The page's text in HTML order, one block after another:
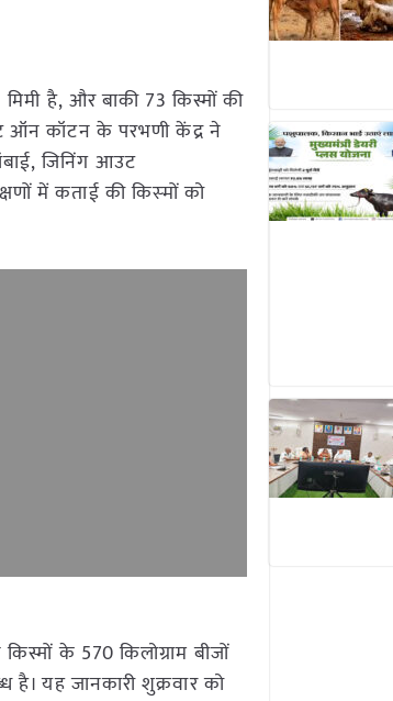
है, और बाकी 73 किस्मों की
ऑन कॉटन के परभणी केंद्र ने
जिनिंग आउट
में कताई की किस्‍मों को
के 570 किलोग्राम बीजों
है। यह जानकारी शुक्रवार को